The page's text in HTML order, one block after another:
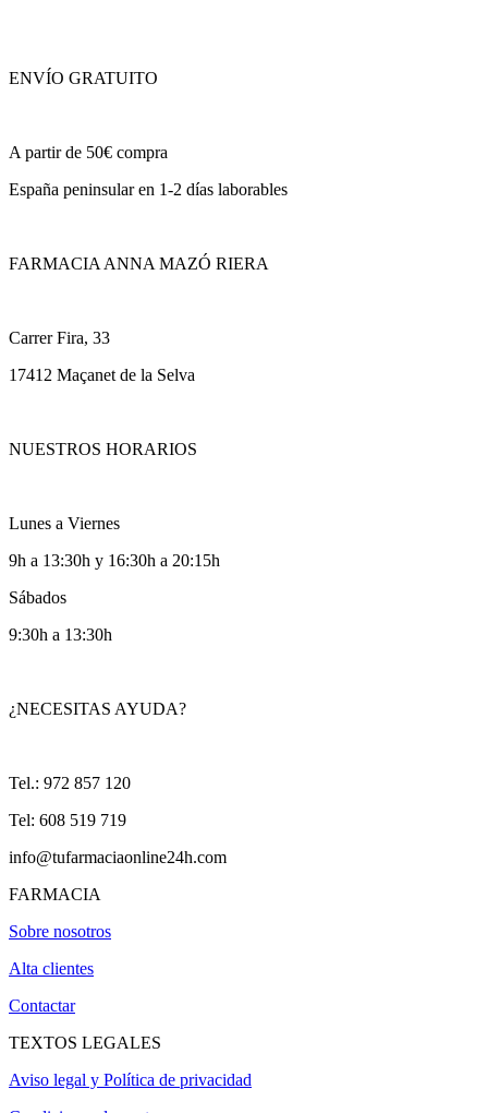
ENVÍO GRATUITO
A partir de 50€ compra
España peninsular en 1-2 días laborables
FARMACIA ANNA MAZÓ RIERA
Carrer Fira, 33
17412 Maçanet de la Selva
NUESTROS HORARIOS
Lunes a Viernes
9h a 13:30h y 16:30h a 20:15h
Sábados
9:30h a 13:30h
¿NECESITAS AYUDA?
Tel.: 972 857 120
Tel: 608 519 719
info@tufarmaciaonline24h.com
FARMACIA
Sobre nosotros
Alta clientes
Contactar
TEXTOS LEGALES
Aviso legal y Política de privacidad